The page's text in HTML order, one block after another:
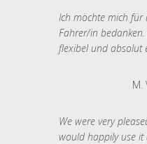
Ich möchte mich für
Fahrer/in
flexibel und absolut
M.
We were very
would happily use